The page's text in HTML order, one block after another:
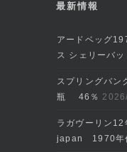
最新情報
アードベッグ
ス シェリーバ
スプリングバ
瓶 46％
ラガヴーリン
japan 1970年